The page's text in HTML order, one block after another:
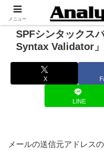
SPFシンタックス
Syntax Validator
X
LINE
メールの送信元アドレス
メニュー